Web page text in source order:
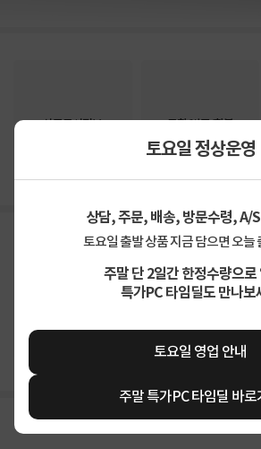
토요일 정상운영
상담, 주문, 배송, 방문수령, A/
토요일 출발 상품 지금 담으면 오늘
주말 단 2일간 한정수량으로
특가PC 타임딜도 만나보
토요일 영업 안내
주말 특가PC 타임딜 바로
상품고시정보 교환/반품/환불
지금 후기쓰면 적립금 2배!
상품 만족해요